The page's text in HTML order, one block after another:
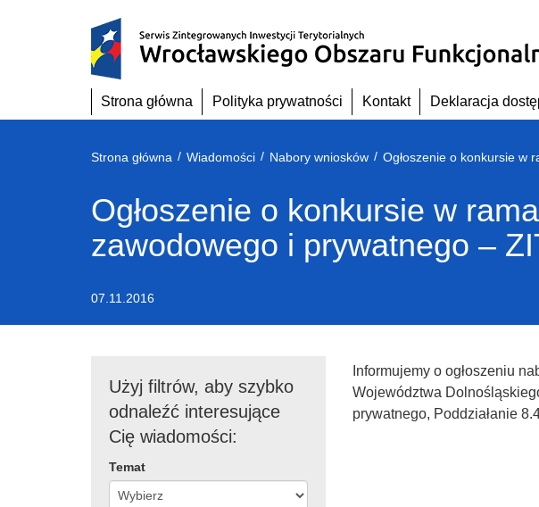
Strona główna Polityka prywatności Kontakt Deklaracja
Strona główna / Wiadomości / Nabory wniosków /
Ogłoszenie o konkursie w
zawodowego i prywatnego –
07.11.2016
Użyj filtrów, aby szybko
odnaleźć interesujące
Cię wiadomości:
Temat
Informujemy o ogłoszeniu
Województwa
prywatnego, Poddziałanie